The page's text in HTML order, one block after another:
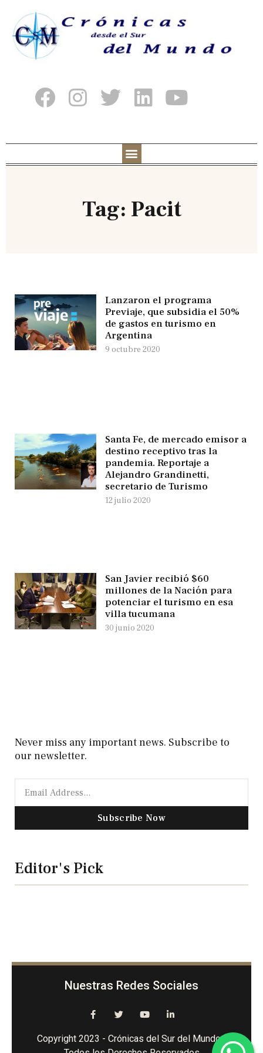
Tag: Pacit
Lanzaron el programa
Previaje, que subsidia el 50%
de gastos en turismo en
Argentina
9 octubre 2020
Santa Fe, de mercado emisor a
destino receptivo tras la
pandemia. Reportaje a
Alejandro Grandinetti,
secretario de Turismo
12 julio 2020
San Javier recibió $60
millones de la Nación para
potenciar el turismo en esa
villa tucumana
30 junio 2020
Never miss any important news. Subscribe to
our newsletter.
Subscribe Now
Editor's Pick
Nuestras Redes Sociales
Copyright 2023 - Crónicas del Sur del Mundo -